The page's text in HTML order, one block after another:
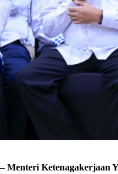
Ketenagakerjaan